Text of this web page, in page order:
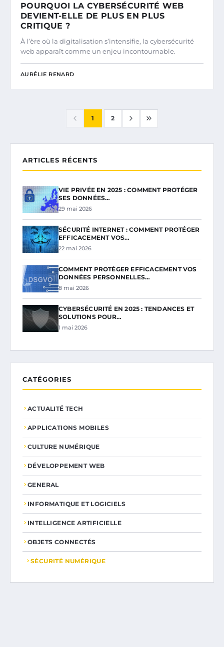
POURQUOI LA CYBERSÉCURITÉ WEB
DEVIENT-ELLE DE PLUS EN PLUS
CRITIQUE ?
À l’ère où la digitalisation s’intensifie, la cybersécurité
web apparaît comme un enjeu incontournable.
AURÉLIE RENARD
1 2
ARTICLES RÉCENTS
VIE PRIVÉE EN 2025 : COMMENT PROTÉGER
SES DONNÉES…
29 mai 2026
SÉCURITÉ INTERNET : COMMENT PROTÉGER
EFFICACEMENT VOS…
22 mai 2026
COMMENT PROTÉGER EFFICACEMENT VOS
DONNÉES PERSONNELLES…
8 mai 2026
CYBERSÉCURITÉ EN 2025 : TENDANCES ET
SOLUTIONS POUR…
1 mai 2026
CATÉGORIES
ACTUALITÉ TECH
APPLICATIONS MOBILES
CULTURE NUMÉRIQUE
DÉVELOPPEMENT WEB
GENERAL
INFORMATIQUE ET LOGICIELS
INTELLIGENCE ARTIFICIELLE
OBJETS CONNECTÉS
SÉCURITÉ NUMÉRIQUE